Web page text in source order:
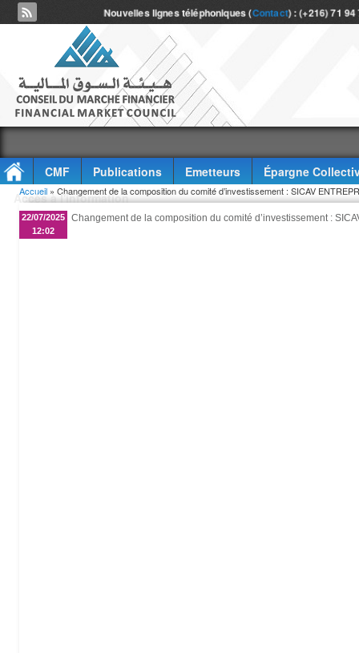
Nouvelles lignes téléphoniques (Contact) : (+216) 71
CMF Publications Emetteurs
Épargne
Accès à l'information
Vous êtes ici
Accueil » Changement de la composition du comité d’investissement : SICAV
22/07/2025
12:02
Changement de la composition du comité d’investissement :